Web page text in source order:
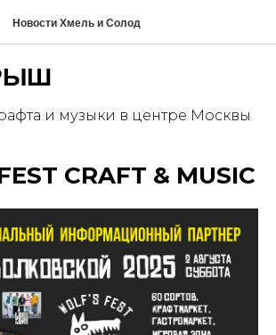
Новости Хмель и Солод
и музыки в центре Москвы
CRAFT & MUSIC